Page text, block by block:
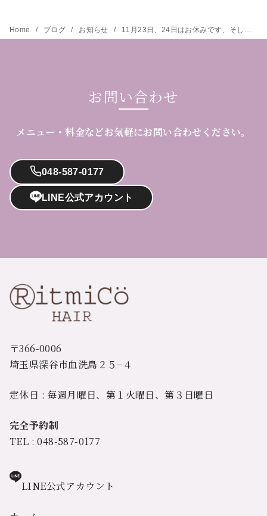
Home ブログ お知らせ 11月23日、24日はお休みです、そして予約状況のお知らせ
お問い合わせ
メニュー・料金などお気軽にお問い合わせください。
048-587-0177
LINE公式アカウント
〒366-0006
埼玉県深谷市血洗島２５−４
定休日 : 毎週月曜日、第１火曜日、第３日曜日
完全予約制
TEL : 048-587-0177
LINE公式アカウント